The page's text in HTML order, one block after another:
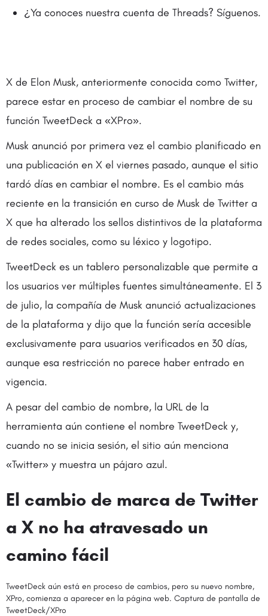
¿Ya conoces nuestra cuenta de Threads? Síguenos.
X de Elon Musk, anteriormente conocida como Twitter,
parece estar en proceso de cambiar el nombre de su
función TweetDeck a «XPro».
Musk anunció por primera vez el cambio planificado en
una publicación en X el viernes pasado, aunque el sitio
tardó días en cambiar el nombre. Es el cambio más
reciente en la transición en curso de Musk de Twitter a
X que ha alterado los sellos distintivos de la plataforma
de redes sociales, como su léxico y logotipo.
TweetDeck es un tablero personalizable que permite a
los usuarios ver múltiples fuentes simultáneamente. El 3
de julio, la compañía de Musk anunció actualizaciones
de la plataforma y dijo que la función sería accesible
exclusivamente para usuarios verificados en 30 días,
aunque esa restricción no parece haber entrado en
vigencia.
A pesar del cambio de nombre, la URL de la
herramienta aún contiene el nombre TweetDeck y,
cuando no se inicia sesión, el sitio aún menciona
«Twitter» y muestra un pájaro azul.
El cambio de marca de Twitter
a X no ha atravesado un
camino fácil
TweetDeck aún está en proceso de cambios, pero su nuevo nombre,
XPro, comienza a aparecer en la página web. Captura de pantalla de
TweetDeck/XPro